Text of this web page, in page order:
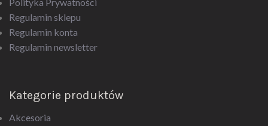
Regulamin sklepu
Regulamin konta
Regulamin newsletter
Kategorie produktów
Akcesoria